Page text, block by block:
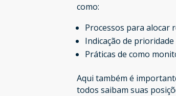
como:
Processos para alocar
Indicação de
Práticas de como
Aqui também é
todos saibam suas